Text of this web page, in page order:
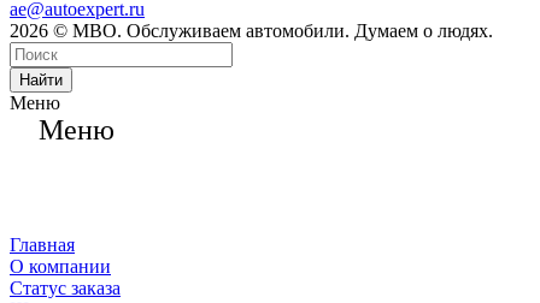
ae@autoexpert.ru
2026 © МВО. Обслуживаем автомобили. Думаем о людях.
Найти
Меню
Меню
Главная
О компании
Статус заказа